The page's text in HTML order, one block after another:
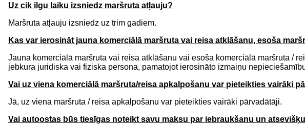
Uz cik ilgu laiku izsniedz maršruta atļauju?
Maršruta atļauju izsniedz uz trim gadiem.
Kas var ierosināt jauna komerciālā maršruta vai reisa atklāšanu, esoša
Jauna komerciālā maršruta vai reisa atklāšanu vai esoša komerciālā maršruta /
jebkura juridiska vai fiziska persona, pamatojot ierosināto izmaiņu
Vai uz viena komerciālā maršruta/reisa apkalpošanu var pieteikties vairāki
Jā, uz viena maršruta / reisa apkalpošanu var pieteikties vairāki pārvadātāji.
Vai autoostas būs tiesīgas noteikt savu maksu par iebraukšanu un